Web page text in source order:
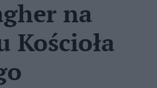
na
Kościoła